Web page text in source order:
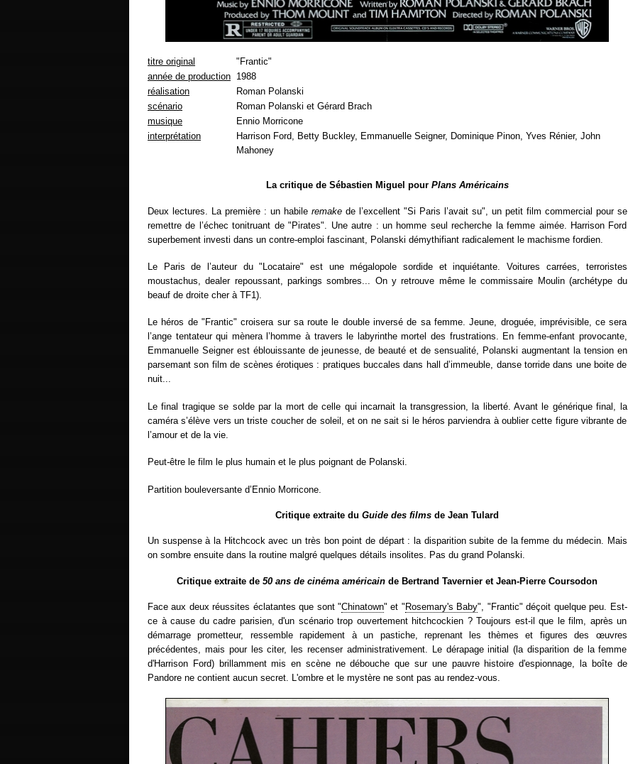
titre original
"Frantic"
année de production 1988
réalisation
Roman Polanski
scénario
Roman Polanski et Gérard Brach
musique
Ennio Morricone
interprétation
Harrison Ford, Betty Buckley, Emmanuelle Seigner, Dominique Pinon, Yves Rénier, John
Mahoney
La critique de Sébastien Miguel pour Plans Américains
Deux lectures. La première : un habile remakede l’excellent "Si Paris l’avait su", un petit film commercial pour se
remettre de l’échec tonitruant de "Pirates". Une autre : un homme seul recherche la femme aimée. Harrison Ford
superbement investi dans un contre-emploi fascinant, Polanski démythifiant radicalement le machisme fordien.
Le Paris de l’auteur du "Locataire" est une mégalopole sordide et inquiétante. Voitures carrées, terroristes
moustachus, dealer repoussant, parkings sombres... On y retrouve même le commissaire Moulin (archétype du
beauf de droite cher à TF1).
Le héros de "Frantic" croisera sur sa route le double inversé de sa femme. Jeune, droguée, imprévisible, ce sera
l’ange tentateur qui mènera l’homme à travers le labyrinthe mortel des frustrations. En femme-enfant provocante,
Emmanuelle Seigner est éblouissante de jeunesse, de beauté et de sensualité, Polanski augmentant la tension en
parsemant son film de scènes érotiques : pratiques buccales dans hall d’immeuble, danse torride dans une boite de
nuit...
Le final tragique se solde par la mort de celle qui incarnait la transgression, la liberté. Avant le générique final, la
caméra s’élève vers un triste coucher de soleil, et on ne sait si le héros parviendra à oublier cette figure vibrante de
l’amour et de la vie.
Peut-être le film le plus humain et le plus poignant de Polanski.
Partition bouleversante d’Ennio Morricone.
Critique extraite duGuide des films de Jean Tulard
Un suspense à la Hitchcock avec un très bon point de départ : la disparition subite de la femme du médecin. Mais
on sombre ensuite dans la routine malgré quelques détails insolites. Pas du grand Polanski.
Critique extraite de50 ans de cinéma américain de Bertrand Tavernier et Jean-Pierre Coursodon
Face aux deux réussites éclatantes que sont "Chinatown" et " Rosemary's Baby", "Frantic" déçoit quelque peu. Est-
ce à cause du cadre parisien, d'un scénario trop ouvertement hitchcockien ? Toujours est-il que le film, après un
démarrage prometteur, ressemble rapidement à un pastiche, reprenant les thèmes et figures des œuvres
précédentes, mais pour les citer, les recenser administrativement. Le dérapage initial (la disparition de la femme
d'Harrison Ford) brillamment mis en scène ne débouche que sur une pauvre histoire d'espionnage, la boîte de
Pandore ne contient aucun secret. L'ombre et le mystère ne sont pas au rendez-vous.